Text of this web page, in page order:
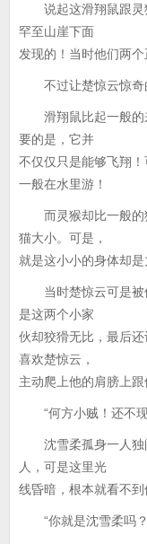
说起这滑翔鼠跟灵
罕至山崖下面
发现的！当时他们两个
不过让楚惊云惊奇
滑翔鼠比起一般的
要的是，它并
不仅仅只是能够飞翔
一般在水里游！
而灵猴却比一般的
猫大小。可是，
就是这小小的身体却
当时楚惊云可是被
是这两个小家
伙却狡猾无比，最后
喜欢楚惊云，
主动爬上他的肩膀上跟
“何方小贼！还不现
沈雪柔孤身一人独
人，可是这里光
线昏暗，根本就看不到
“你就是沈雪柔吗